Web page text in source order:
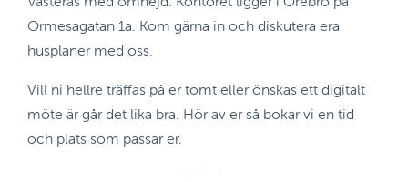
Ormesagatan 1a. Kom gärna in och diskutera era
husplaner med oss.
Vill ni hellre träffas på er tomt eller önskas ett digitalt
möte är går det lika bra. Hör av er så bokar vi en tid
och plats som passar er.